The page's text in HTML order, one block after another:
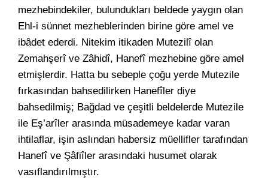
mezhebindekiler, bulundukları beldede yaygın olan
Ehl-i sünnet mezheblerinden birine göre amel ve
ibâdet ederdi. Nitekim itikaden Mutezilî olan
Zemahşerî ve Zâhidî, Hanefî mezhebine göre amel
etmişlerdir. Hatta bu sebeple çoğu yerde Mutezile
fırkasından bahsedilirken Hanefîler diye
bahsedilmiş; Bağdad ve çeşitli beldelerde Mutezile
ile Eş’arîler arasında müsademeye kadar varan
ihtilaflar, işin aslından habersiz müellifler tarafından
Hanefî ve Şâfiîler arasındaki husumet olarak
vasıflandırılmıştır.